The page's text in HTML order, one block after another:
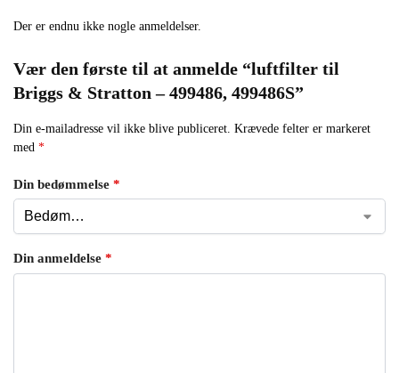
Der er endnu ikke nogle anmeldelser.
Vær den første til at anmelde “luftfilter til
Briggs & Stratton – 499486, 499486S”
Din e-mailadresse vil ikke blive publiceret. Krævede felter er markeret
med *
Din bedømmelse *
Din anmeldelse *